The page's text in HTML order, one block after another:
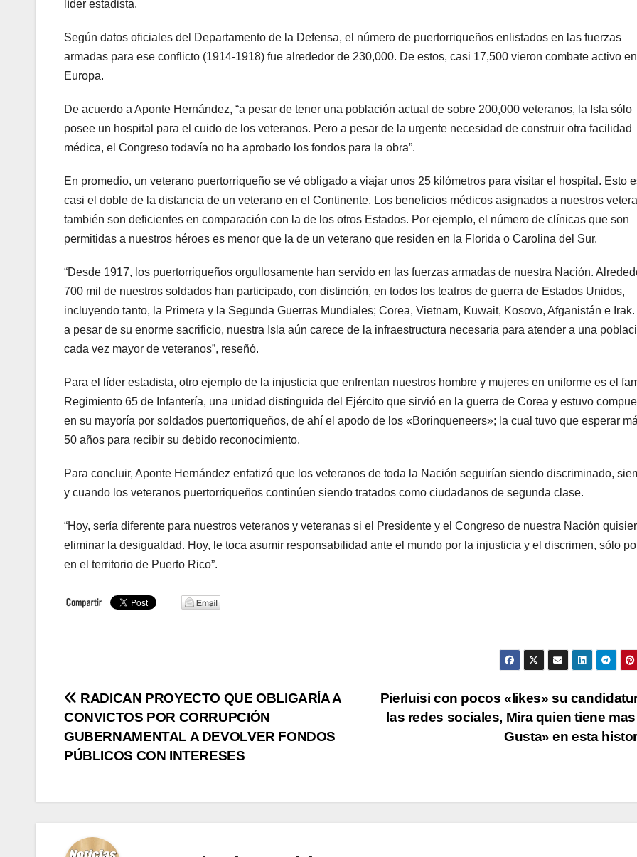
líder estadista.
Según datos oficiales del Departamento de la Defensa, el número de puertorriqueños enlistados en las fuerzas
armadas para ese conflicto (1914-1918) fue alrededor de 230,000. De estos, casi 17,500 vieron combate activo en
Europa.
De acuerdo a Aponte Hernández, “a pesar de tener una población actual de sobre 200,000 veteranos, la Isla sólo
posee un hospital para el cuido de los veteranos. Pero a pesar de la urgente necesidad de construir otra facilidad
médica, el Congreso todavía no ha aprobado los fondos para la obra”.
En promedio, un veterano puertorriqueño se vé obligado a viajar unos 25 kilómetros para visitar el hospital. Esto
casi el doble de la distancia de un veterano en el Continente. Los beneficios médicos asignados a nuestros
también son deficientes en comparación con la de los otros Estados. Por ejemplo, el número de clínicas que son
permitidas a nuestros héroes es menor que la de un veterano que residen en la Florida o Carolina del Sur.
“Desde 1917, los puertorriqueños orgullosamente han servido en las fuerzas armadas de nuestra Nación.
700 mil de nuestros soldados han participado, con distinción, en todos los teatros de guerra de Estados Unidos,
incluyendo tanto, la Primera y la Segunda Guerras Mundiales; Corea, Vietnam, Kuwait, Kosovo, Afganistán e
a pesar de su enorme sacrificio, nuestra Isla aún carece de la infraestructura necesaria para atender a una
cada vez mayor de veteranos”, reseñó.
Para el líder estadista, otro ejemplo de la injusticia que enfrentan nuestros hombre y mujeres en uniforme es el
Regimiento 65 de Infantería, una unidad distinguida del Ejército que sirvió en la guerra de Corea y estuvo
en su mayoría por soldados puertorriqueños, de ahí el apodo de los «Borinqueneers»; la cual tuvo que esperar
50 años para recibir su debido reconocimiento.
Para concluir, Aponte Hernández enfatizó que los veteranos de toda la Nación seguirían siendo discriminado,
y cuando los veteranos puertorriqueños continúen siendo tratados como ciudadanos de segunda clase.
“Hoy, sería diferente para nuestros veteranos y veteranas si el Presidente y el Congreso de nuestra Nación
eliminar la desigualdad. Hoy, le toca asumir responsabilidad ante el mundo por la injusticia y el discrimen, sólo
en el territorio de Puerto Rico”.
Navegación
de
entradas
Pierluisi con pocos «likes» su
las redes sociales, Mira quien tiene
Gusta» en esta
RADICAN PROYECTO QUE OBLIGARÍA A
CONVICTOS POR CORRUPCIÓN
GUBERNAMENTAL A DEVOLVER FONDOS
PÚBLICOS CON INTERESES